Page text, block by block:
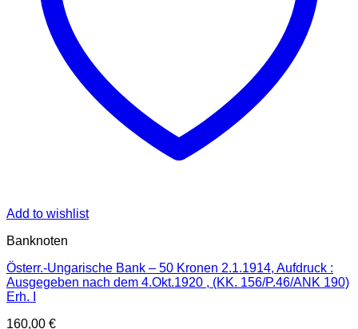
Add to wishlist
Banknoten
Österr.-Ungarische Bank – 50 Kronen 2.1.1914, Aufdruck :
Ausgegeben nach dem 4.Okt.1920 , (KK. 156/P.46/ANK 190)
Erh. I
160,00 €